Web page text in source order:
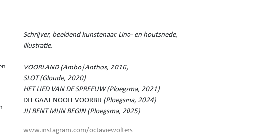
Schrijver, beeldend kunstenaar. Lino- en houtsnede,
illustratie.
VOORLAND (Ambo|Anthos, 2016)
SLOT (Gloude, 2020)
HET LIED VAN DE SPREEUW (Ploegsma, 2021)
DIT GAAT NOOIT VOORBIJ (Ploegsma, 2024)
JIJ BENT MIJN BEGIN (Ploegsma, 2025)
www.instagram.com/octaviewolters